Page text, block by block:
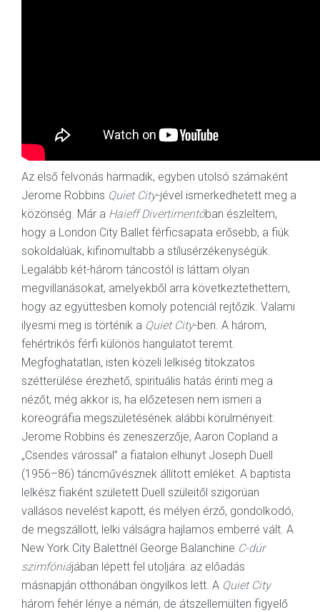
Az első felvonás harmadik, egyben utolsó számaként
Jerome Robbins Quiet City-jével ismerkedhetett meg a
közönség. Már a Haieff Divertimentóban észleltem,
hogy a London City Ballet férficsapata erősebb, a fiúk
sokoldalúak, kifinomultabb a stílusérzékenységük.
Legalább két-három táncostól is láttam olyan
megvillanásokat, amelyekből arra következtethettem,
hogy az együttesben komoly potenciál rejtőzik. Valami
ilyesmi meg is történik a Quiet City-ben. A három,
fehértrikós férfi különös hangulatot teremt.
Megfoghatatlan, isten közeli lelkiség titokzatos
szétterülése érezhető, spirituális hatás érinti meg a
nézőt, még akkor is, ha előzetesen nem ismeri a
koreográfia megszületésének alábbi körülményeit:
Jerome Robbins és zeneszerzője, Aaron Copland a
„Csendes várossal” a fiatalon elhunyt Joseph Duell
(1956–86) táncművésznek állított emléket. A baptista
lelkész fiaként született Duell szüleitől szigorúan
vallásos nevelést kapott, és mélyen érző, gondolkodó,
de megszállott, lelki válságra hajlamos emberré vált. A
New York City Balettnél George Balanchine C-dúr
szimfóniájában lépett fel utoljára: az előadás
másnapján otthonában öngyilkos lett. A Quiet City
három fehér lénye a némán, de átszellemülten figyelő